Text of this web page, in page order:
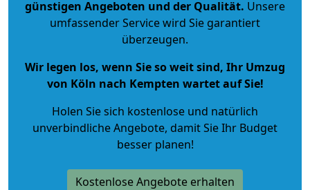
günstigen Angeboten und der Qualität. Unsere
umfassender Service wird Sie garantiert
überzeugen.
Wir legen los, wenn Sie so weit sind, Ihr Umzug
von Köln nach Kempten wartet auf Sie!
Holen Sie sich kostenlose und natürlich
unverbindliche Angebote, damit Sie Ihr Budget
besser planen!
Kostenlose Angebote erhalten